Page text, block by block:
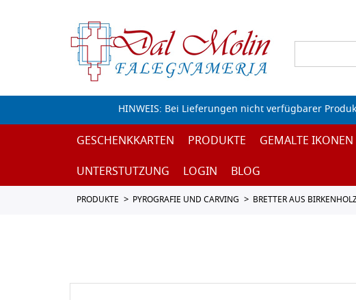
HINWEIS: Bei Lieferungen nicht verfügbarer
GESCHENKKARTEN PRODUKTE GEMALTE IKONEN
UNTERSTUTZUNG
LOGIN BLOG
PRODUKTE PYROGRAFIE UND CARVING BRETTER AUS